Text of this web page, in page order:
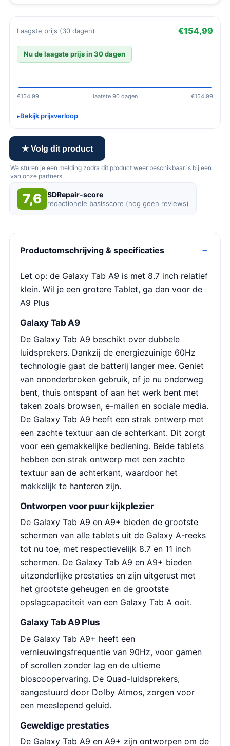
Laagste prijs (30 dagen) €154,99
Nu de laagste prijs in 30 dagen
€154,99 laatste 90 dagen €154,99
Bekijk prijsverloop
★ Volg dit product
We sturen je een melding zodra dit product weer beschikbaar is bij een
van onze partners.
7,6 SDRepair-score
redactionele basisscore (nog geen reviews)
Productomschrijving & specificaties
Let op: de Galaxy Tab A9 is met 8.7 inch relatief
klein. Wil je een grotere Tablet, ga dan voor de
A9 Plus
Galaxy Tab A9
De Galaxy Tab A9 beschikt over dubbele
luidsprekers. Dankzij de energiezuinige 60Hz
technologie gaat de batterij langer mee. Geniet
van ononderbroken gebruik, of je nu onderweg
bent, thuis ontspant of aan het werk bent met
taken zoals browsen, e-mailen en sociale media.
De Galaxy Tab A9 heeft een strak ontwerp met
een zachte textuur aan de achterkant. Dit zorgt
voor een gemakkelijke bediening. Beide tablets
hebben een strak ontwerp met een zachte
textuur aan de achterkant, waardoor het
makkelijk te hanteren zijn.
Ontworpen voor puur kijkplezier
De Galaxy Tab A9 en A9+ bieden de grootste
schermen van alle tablets uit de Galaxy A-reeks
tot nu toe, met respectievelijk 8.7 en 11 inch
schermen. De Galaxy Tab A9 en A9+ bieden
uitzonderlijke prestaties en zijn uitgerust met
het grootste geheugen en de grootste
opslagcapaciteit van een Galaxy Tab A ooit.
Galaxy Tab A9 Plus
De Galaxy Tab A9+ heeft een
vernieuwingsfrequentie van 90Hz, voor gamen
of scrollen zonder lag en de ultieme
bioscoopervaring. De Quad-luidsprekers,
aangestuurd door Dolby Atmos, zorgen voor
een meeslepend geluid.
Geweldige prestaties
De Galaxy Tab A9 en A9+ zijn ontworpen om de